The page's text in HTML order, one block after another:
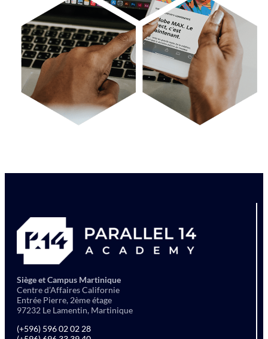
Siège et Campus Martinique
Centre d’Affaires Californie
Entrée Pierre, 2ème étage
97232 Le Lamentin, Martinique
(+596) 596 02 02 28